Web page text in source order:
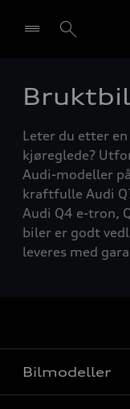
Velg
Leter du etter
kjøreglede?
Audi-modeller
kraftfulle Audi
Audi Q4 e-tron,
biler er godt
leveres med
Bilmodeller